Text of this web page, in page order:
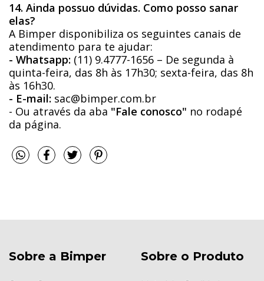
14. Ainda possuo dúvidas. Como posso sanar
elas?
A Bimper disponibiliza os seguintes canais de
atendimento para te ajudar:
- Whatsapp: (11) 9.4777-1656 – De segunda à
quinta-feira, das 8h às 17h30; sexta-feira, das 8h
às 16h30.
- E-mail: sac@bimper.com.br
- Ou através da aba "Fale conosco" no rodapé
da página.
Sobre a Bimper Sobre o Produto